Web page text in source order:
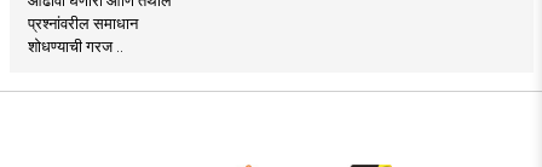
प्रश्नांवरील समाधान
शोधण्याची गरज ..